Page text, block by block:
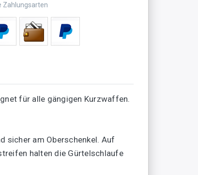
Zahlungsarten
für alle gängigen Kurzwaffen.
sicher am Oberschenkel. Auf
halten die Gürtelschlaufe